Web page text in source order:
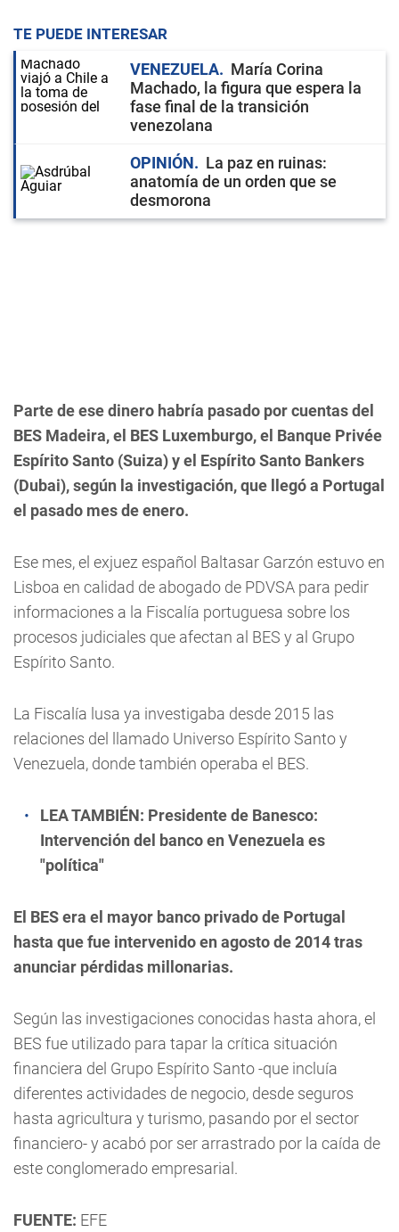
TE PUEDE INTERESAR
VENEZUELA
María Corina
Machado, la figura que espera la
fase final de la transición
venezolana
OPINIÓN
La paz en ruinas:
anatomía de un orden que se
desmorona
Parte de ese dinero habría pasado por cuentas del
BES Madeira, el BES Luxemburgo, el Banque Privée
Espírito Santo (Suiza) y el Espírito Santo Bankers
(Dubai), según la investigación, que llegó a Portugal
el pasado mes de enero.
Ese mes, el exjuez español Baltasar Garzón estuvo en
Lisboa en calidad de abogado de PDVSA para pedir
informaciones a la Fiscalía portuguesa sobre los
procesos judiciales que afectan al BES y al Grupo
Espírito Santo.
La Fiscalía lusa ya investigaba desde 2015 las
relaciones del llamado Universo Espírito Santo y
Venezuela, donde también operaba el BES.
LEA TAMBIÉN: Presidente de Banesco:
Intervención del banco en Venezuela es
"política"
El BES era el mayor banco privado de Portugal
hasta que fue intervenido en agosto de 2014 tras
anunciar pérdidas millonarias.
Según las investigaciones conocidas hasta ahora, el
BES fue utilizado para tapar la crítica situación
financiera del Grupo Espírito Santo -que incluía
diferentes actividades de negocio, desde seguros
hasta agricultura y turismo, pasando por el sector
financiero- y acabó por ser arrastrado por la caída de
este conglomerado empresarial.
FUENTE: EFE